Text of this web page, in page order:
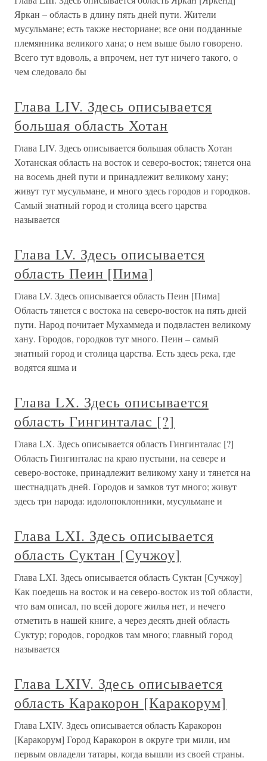
Яркан – область в длину пять дней пути. Жители
мусульмане; есть также несториане; все они подданные
племянника великого хана; о нем выше было говорено.
Всего тут вдоволь, а впрочем, нет тут ничего такого, о
чем следовало бы
Глава LIV. Здесь описывается
большая область Хотан
Глава LIV. Здесь описывается большая область Хотан
Хотанская область на восток и северо-восток; тянется она
на восемь дней пути и принадлежит великому хану;
живут тут мусульмане, и много здесь городов и городков.
Самый знатный город и столица всего царства
называется
Глава LV. Здесь описывается
область Пеин [Пима]
Глава LV. Здесь описывается область Пеин [Пима]
Область тянется с востока на северо-восток на пять дней
пути. Народ почитает Мухаммеда и подвластен великому
хану. Городов, городков тут много. Пеин – самый
знатный город и столица царства. Есть здесь река, где
водятся яшма и
Глава LX. Здесь описывается
область Гингинталас [?]
Глава LX. Здесь описывается область Гингинталас [?]
Область Гингинталас на краю пустыни, на севере и
северо-востоке, принадлежит великому хану и тянется на
шестнадцать дней. Городов и замков тут много; живут
здесь три народа: идолопоклонники, мусульмане и
Глава LXI. Здесь описывается
область Суктан [Сучжоу]
Глава LXI. Здесь описывается область Суктан [Сучжоу]
Как поедешь на восток и на северо-восток из той области,
что вам описал, по всей дороге жилья нет, и нечего
отметить в нашей книге, а через десять дней область
Суктур; городов, городков там много; главный город
называется
Глава LXIV. Здесь описывается
область Каракорон [Каракорум]
Глава LXIV. Здесь описывается область Каракорон
[Каракорум] Город Каракорон в округе три мили, им
первым овладели татары, когда вышли из своей страны.